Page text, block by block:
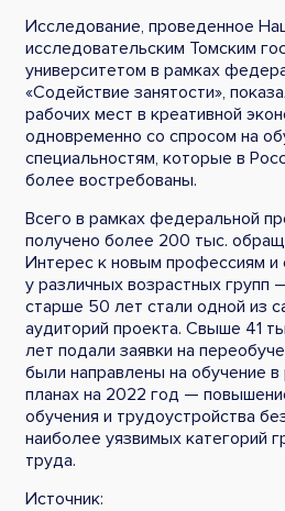
Исследование, проведенное
исследовательским Томским
университетом в рамках
«Содействие занятости»,
рабочих мест в креативной
одновременно со спросом на
специальностям, которые в
более востребованы.
Всего в рамках федеральной
получено более 200 тыс.
Интерес к новым профессиям и
у различных возрастных групп
старше 50 лет стали одной из
аудиторий проекта. Свыше 41
лет подали заявки на
были направлены на обучение в
планах на 2022 год —
обучения и трудоустройства
наиболее уязвимых категорий
труда.
Источник: